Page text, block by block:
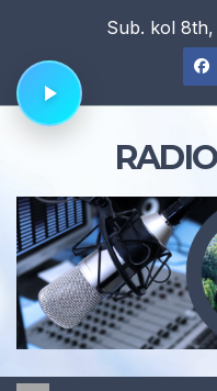
content
Sub. kol 8th,